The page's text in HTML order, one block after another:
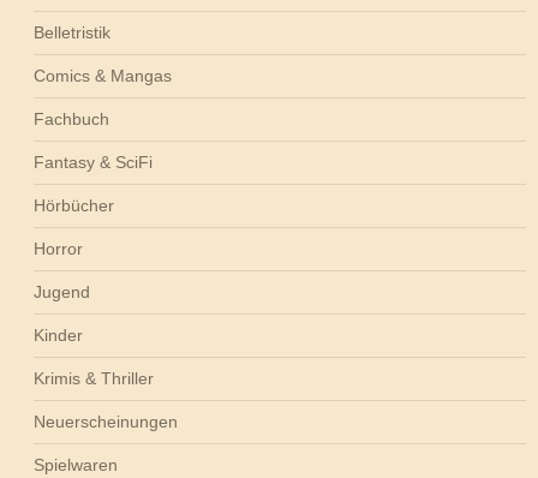
Belletristik
Comics & Mangas
Fachbuch
Fantasy & SciFi
Hörbücher
Horror
Jugend
Kinder
Krimis & Thriller
Neuerscheinungen
Spielwaren